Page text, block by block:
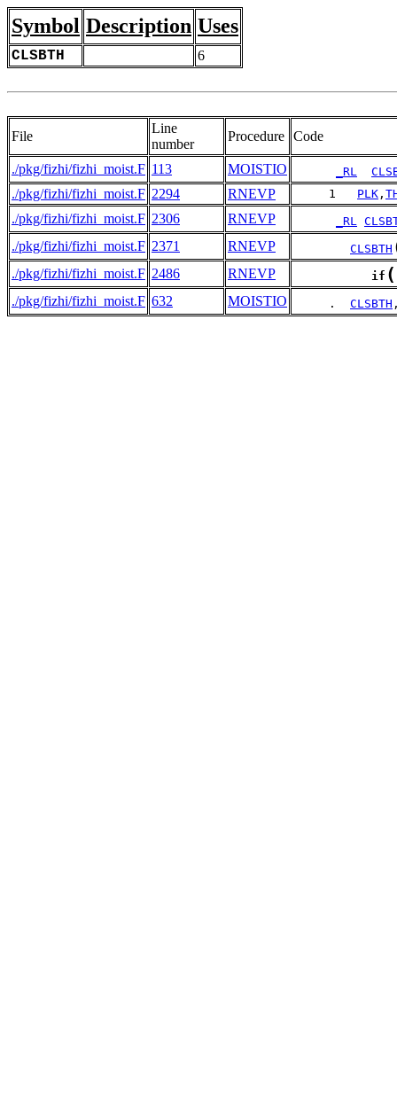
Symbol Description Uses
CLSBTH 6
File
Line
number
Procedure Code
./pkg/fizhi/fizhi_moist.F 113 MOISTIO _RL
./pkg/fizhi/fizhi_moist.F 2294 RNEVP
     1
PLK ,
./pkg/fizhi/fizhi_moist.F 2306 RNEVP _RL
./pkg/fizhi/fizhi_moist.F 2371 RNEVP CLSBTH
./pkg/fizhi/fizhi_moist.F 2486 RNEVP if (
./pkg/fizhi/fizhi_moist.F 632 MOISTIO
     .
CLSBTH